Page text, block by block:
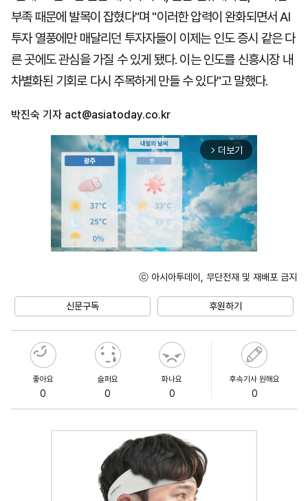
부족 때문에 발목이 잡혔다"며 "이러한 압력이 완화되면서 AI
투자 열풍에만 매달리던 투자자들이 이제는 인도 증시 같은 다
른 곳에도 관심을 가질 수 있게 됐다. 이는 인도를 신흥시장 내
차별화된 기회로 다시 주목하게 만들 수 있다"고 말했다.
박진숙 기자 act@asiatoday.co.kr
arrow_forward_ios 더보기
ⓒ 아시아투데이, 무단전재 및 재배포 금지
신문구독 후원하기
좋아요
0
슬퍼요
0
화나요
0
후속기사 원해요
0